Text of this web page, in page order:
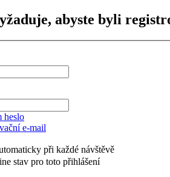
abyste byli
heslo
e-mail
při každé návštěvě
stav pro toto přihlášení